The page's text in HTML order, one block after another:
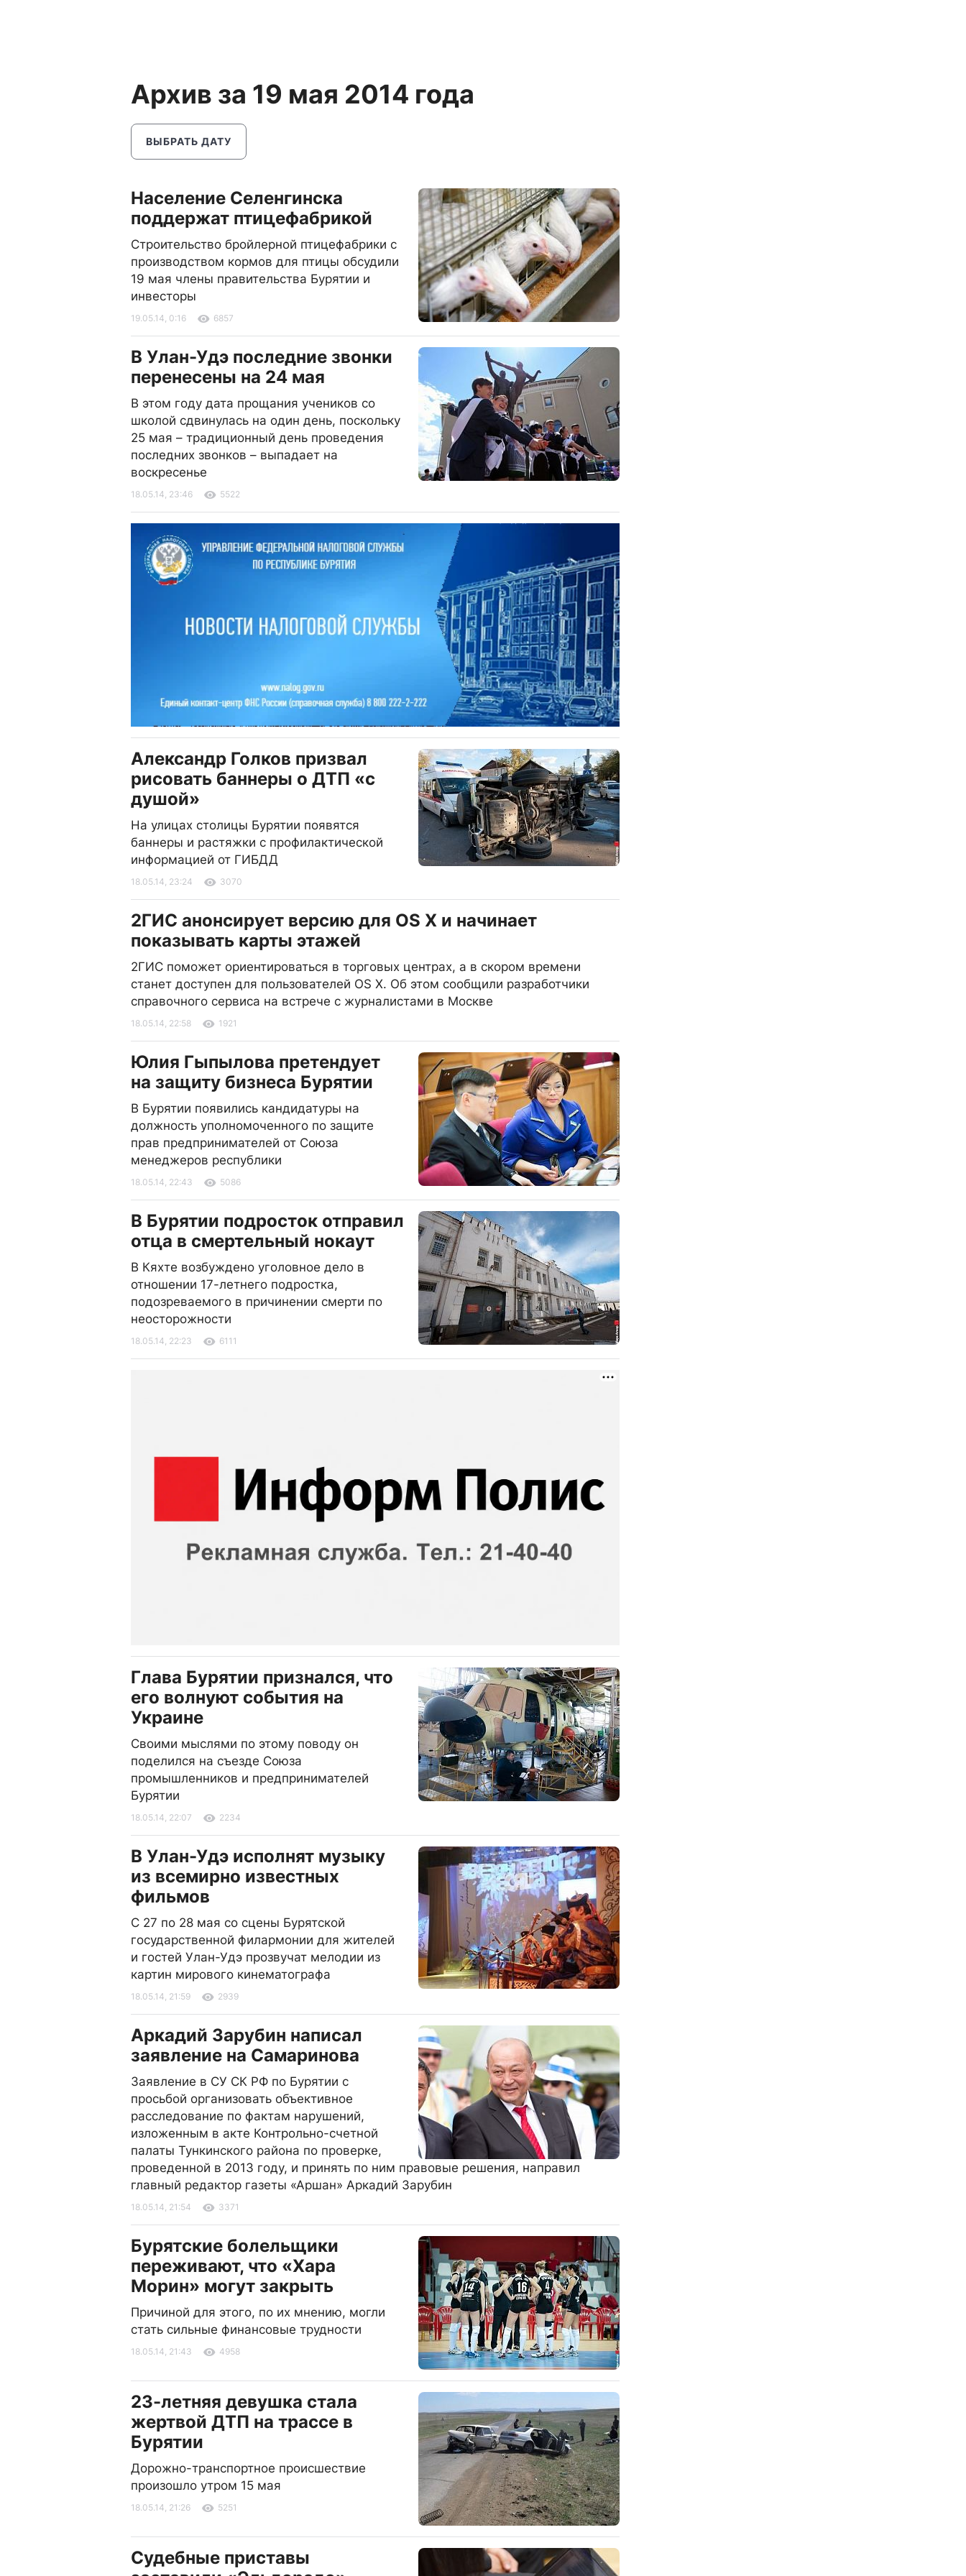
Архив за 19 мая 2014 года
ВЫБРАТЬ ДАТУ
Население Селенгинска
поддержат птицефабрикой
Строительство бройлерной птицефабрики с
производством кормов для птицы обсудили
19 мая члены правительства Бурятии и
инвесторы
19.05.14, 0:16 6857
В Улан-Удэ последние звонки
перенесены на 24 мая
В этом году дата прощания учеников со
школой сдвинулась на один день, поскольку
25 мая – традиционный день проведения
последних звонков – выпадает на
воскресенье
18.05.14, 23:46 5522
Александр Голков призвал
рисовать баннеры о ДТП «с
душой»
На улицах столицы Бурятии появятся
баннеры и растяжки с профилактической
информацией от ГИБДД
18.05.14, 23:24 3070
2ГИС анонсирует версию для OS X и начинает
показывать карты этажей
2ГИС поможет ориентироваться в торговых центрах, а в скором времени
станет доступен для пользователей OS X. Об этом сообщили разработчики
справочного сервиса на встрече с журналистами в Москве
18.05.14, 22:58 1921
Юлия Гыпылова претендует
на защиту бизнеса Бурятии
В Бурятии появились кандидатуры на
должность уполномоченного по защите
прав предпринимателей от Союза
менеджеров республики
18.05.14, 22:43 5086
В Бурятии подросток отправил
отца в смертельный нокаут
В Кяхте возбуждено уголовное дело в
отношении 17-летнего подростка,
подозреваемого в причинении смерти по
неосторожности
18.05.14, 22:23 6111
Глава Бурятии признался, что
его волнуют события на
Украине
Своими мыслями по этому поводу он
поделился на съезде Союза
промышленников и предпринимателей
Бурятии
18.05.14, 22:07 2234
В Улан-Удэ исполнят музыку
из всемирно известных
фильмов
С 27 по 28 мая со сцены Бурятской
государственной филармонии для жителей
и гостей Улан-Удэ прозвучат мелодии из
картин мирового кинематографа
18.05.14, 21:59 2939
Аркадий Зарубин написал
заявление на Самаринова
Заявление в СУ СК РФ по Бурятии с
просьбой организовать объективное
расследование по фактам нарушений,
изложенным в акте Контрольно-счетной
палаты Тункинского района по проверке,
проведенной в 2013 году, и принять по ним правовые решения, направил
главный редактор газеты «Аршан» Аркадий Зарубин
18.05.14, 21:54 3371
Бурятские болельщики
переживают, что «Хара
Морин» могут закрыть
Причиной для этого, по их мнению, могли
стать сильные финансовые трудности
18.05.14, 21:43 4958
23-летняя девушка стала
жертвой ДТП на трассе в
Бурятии
Дорожно-транспортное происшествие
произошло утром 15 мая
18.05.14, 21:26 5251
Судебные приставы